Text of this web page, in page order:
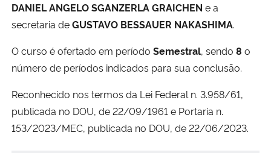
DANIEL ANGELO SGANZERLA GRAICHEN e a
secretaria deGUSTAVO BESSAUER NAKASHIMA.
O curso é ofertado em período Semestral, sendo 8 o
número de períodos indicados para sua conclusão.
Reconhecido nos termos da Lei Federal n. 3.958/61,
publicada no DOU, de 22/09/1961 e Portaria n.
153/2023/MEC, publicada no DOU, de 22/06/2023.